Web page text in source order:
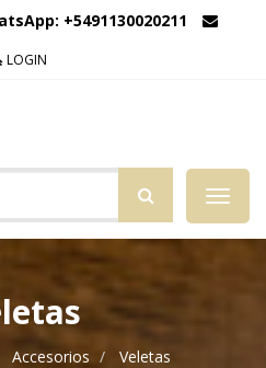
+5491130020211
LOGIN
Menú
de
Accesorios Veletas